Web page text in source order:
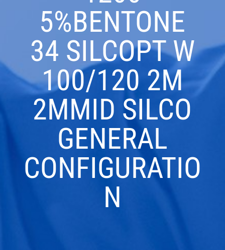
5%BENTONE
34 SILCOPT W
100/120 2M
2MMID SILCO
GENERAL
CONFIGURATIO
N